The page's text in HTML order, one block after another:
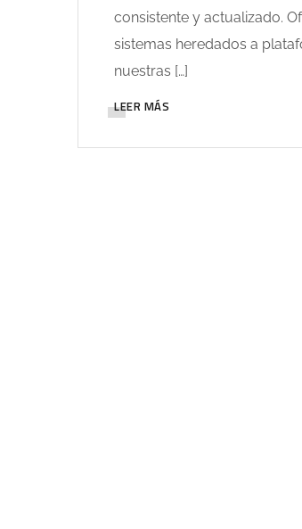
consistente y actualizado.
sistemas heredados a
nuestras […]
LEER MÁS